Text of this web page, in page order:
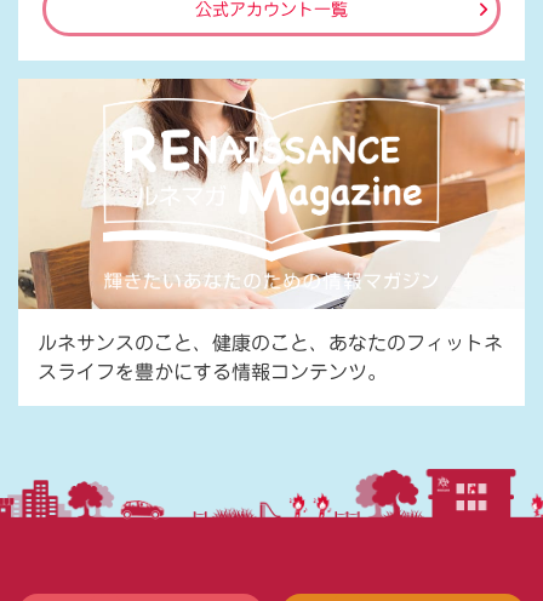
公式アカウント一覧
ルネサンスのこと、健康のこと、あなたのフィットネ
スライフを豊かにする情報コンテンツ。